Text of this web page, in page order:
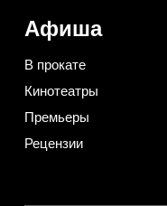
Афиша
В прокате
Кинотеатры
Премьеры
Рецензии